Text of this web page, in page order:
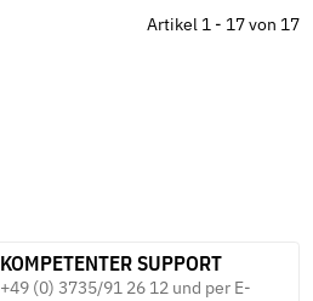
Artikel 1 - 17 von 17
KOMPETENTER SUPPORT
+49 (0) 3735/91 26 12 und per E-